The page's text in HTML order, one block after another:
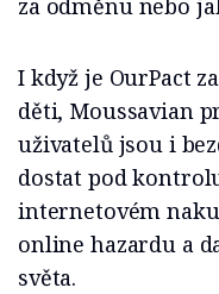
za odměnu nebo
I když je OurPact
děti, Moussavian
uživatelů jsou i
dostat pod
internetovém
online hazardu a
světa.